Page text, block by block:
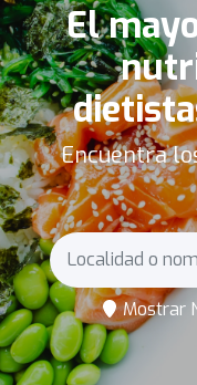
El
Encuentra
Mostrar